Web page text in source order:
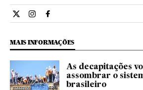
Internacional El País Brasil en Twitter
Internacional El País Brasil en
Internacional El País Brasil
MAIS INFORMAÇÕES
As decapitações
assombrar o
brasileiro